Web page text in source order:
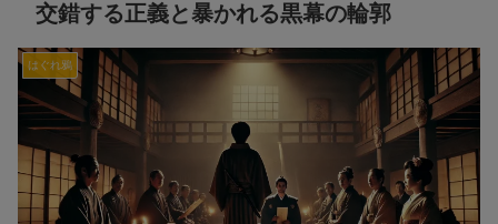
交錯する正義と暴かれる黒幕の輪郭
はぐれ鴉